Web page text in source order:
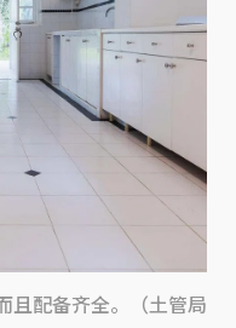
且配备齐全。（土管局